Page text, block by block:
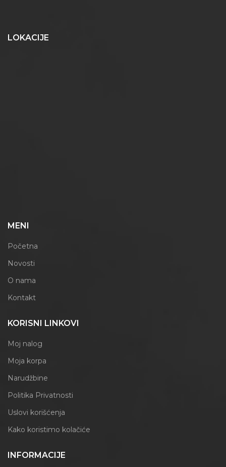
LOKACIJE
MENI
Početna
Novosti
O nama
Kontakt
KORISNI LINKOVI
Moj nalog
Moja korpa
Narudžbine
Politika Privatnosti
Uslovi korišćenja
Kako koristimo kolačiće
INFORMACIJE